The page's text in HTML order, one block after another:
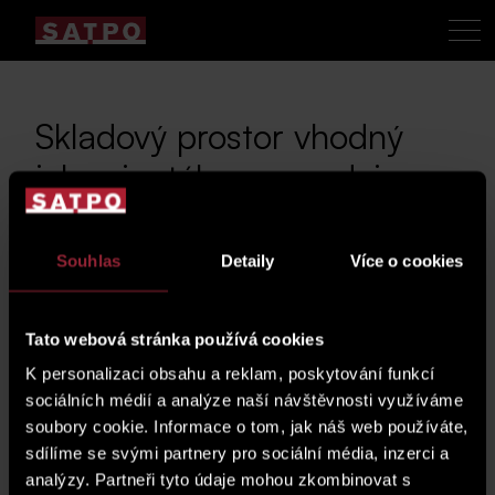
Souhlas Detaily Více o cookies
Tato webová stránka používá cookies
K personalizaci obsahu a reklam, poskytování funkcí
sociálních médií a analýze naší návštěvnosti využíváme
soubory cookie. Informace o tom, jak náš web používáte,
sdílíme se svými partnery pro sociální média, inzerci a
analýzy. Partneři tyto údaje mohou zkombinovat s
Skladový prostor vhodný
jako vinotéka na prodej
Skladové prostory o
výměře 17,1 m2 se
nachází v 2.
podzemním podlaží v
prémiové Rezidenci Sacre Coeur 2, ulice
Holečkova 3331/35.